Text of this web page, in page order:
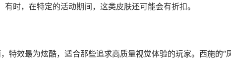
时，在特定的活动期间，这类皮肤还可能会有折扣。
特效最为炫酷，适合那些追求高质量视觉体验的玩家。西施的“